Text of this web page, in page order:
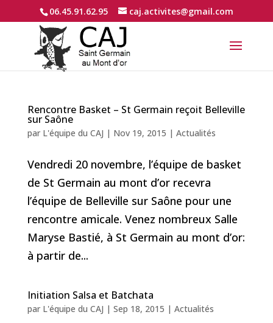
06.45.91.62.95 caj.activites@gmail.com
Rencontre Basket – St Germain reçoit Belleville
sur Saône
par L'équipe du CAJ | Nov 19, 2015 | Actualités
Vendredi 20 novembre, l’équipe de basket
de St Germain au mont d’or recevra
l’équipe de Belleville sur Saône pour une
rencontre amicale. Venez nombreux Salle
Maryse Bastié, à St Germain au mont d’or:
à partir de...
Initiation Salsa et Batchata
par L'équipe du CAJ | Sep 18, 2015 | Actualités